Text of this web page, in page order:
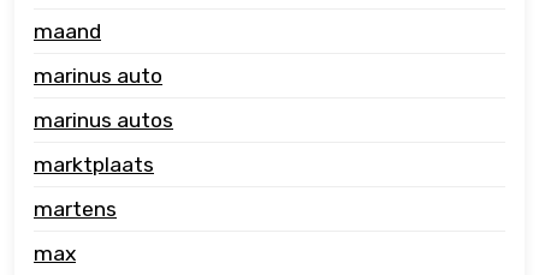
maand
marinus auto
marinus autos
marktplaats
martens
max